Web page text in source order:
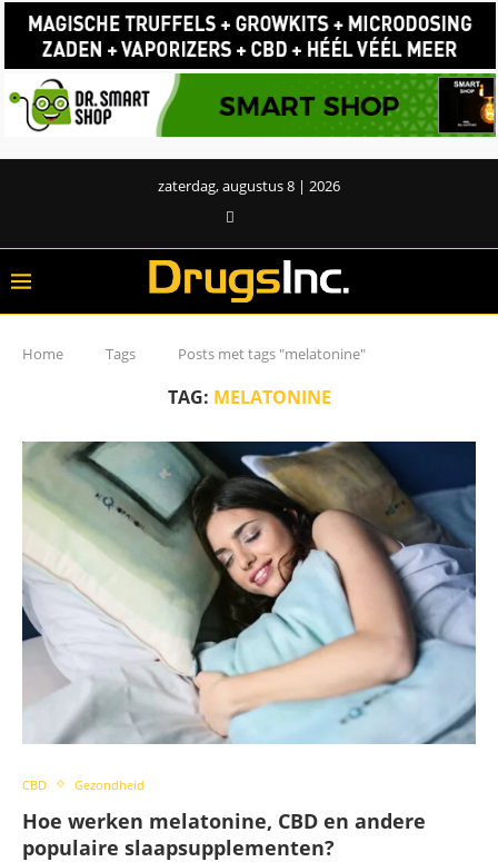
zaterdag, augustus 8 | 2026
Home Tags Posts met tags "melatonine"
TAG: MELATONINE
CBD Gezondheid
Hoe werken melatonine, CBD en andere
populaire slaapsupplementen?